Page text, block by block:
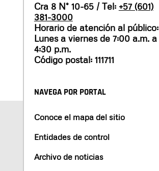
Cra 8 N° 10-65 / Tel: +57 (601)
381-3000
Horario de atención al público:
Lunes a viernes de 7:00 a.m. a
4:30 p.m.
Código postal: 111711
NAVEGA POR PORTAL
Conoce el mapa del sitio
Entidades de control
Archivo de noticias